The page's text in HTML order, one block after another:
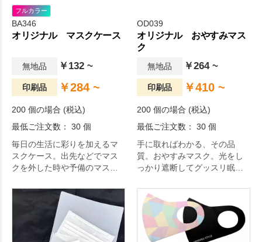
フルカラー
BA346
オリジナル マスクケース
無地品 ￥132 ~
印刷品 ￥284 ~
200 個の場合 (税込)
最低ご注文数： 30 個
毎日の生活に彩りを加えるマ
スクケース。出先などでマス
クを外した時や予備のマスク
OD039
オリジナル おやすみマス
ク
無地品 ￥264 ~
印刷品 ￥410 ~
200 個の場合 (税込)
最低ご注文数： 30 個
手に取ればわかる、その品
質。おやすみマスク。光をし
っかり遮断してグッスリ眠れ
コムの選りすぐり。